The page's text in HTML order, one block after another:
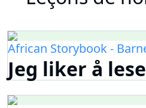
African Storybook -
Jeg liker å